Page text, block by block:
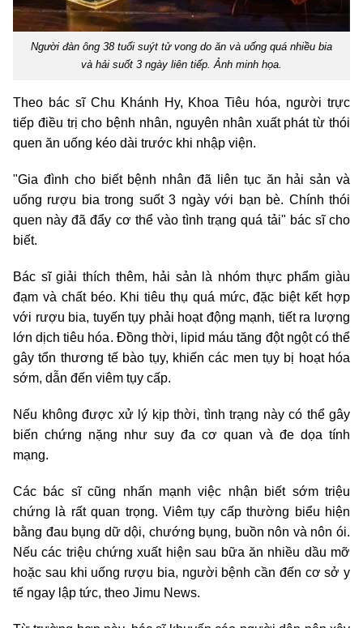
Người đàn ông 38 tuổi suýt tử vong do ăn và uống quá nhiều bia
và hải suốt 3 ngày liên tiếp. Ảnh minh họa.
Theo bác sĩ Chu Khánh Hy, Khoa Tiêu hóa, người trực
tiếp điều trị cho bệnh nhân, nguyên nhân xuất phát từ thói
quen ăn uống kéo dài trước khi nhập viện.
"Gia đình cho biết bệnh nhân đã liên tục ăn hải sản và
uống rượu bia trong suốt 3 ngày với bạn bè. Chính thói
quen này đã đẩy cơ thể vào tình trạng quá tải" bác sĩ cho
biết.
Bác sĩ giải thích thêm, hải sản là nhóm thực phẩm giàu
đạm và chất béo. Khi tiêu thụ quá mức, đặc biệt kết hợp
với rượu bia, tuyến tụy phải hoạt động mạnh, tiết ra lượng
lớn dịch tiêu hóa. Đồng thời, lipid máu tăng đột ngột có thể
gây tổn thương tế bào tụy, khiến các men tụy bị hoạt hóa
sớm, dẫn đến viêm tụy cấp.
Nếu không được xử lý kịp thời, tình trạng này có thể gây
biến chứng nặng như suy đa cơ quan và đe dọa tính
mạng.
Các bác sĩ cũng nhấn mạnh việc nhận biết sớm triệu
chứng là rất quan trọng. Viêm tụy cấp thường biểu hiện
bằng đau bụng dữ dội, chướng bụng, buồn nôn và nôn ói.
Nếu các triệu chứng xuất hiện sau bữa ăn nhiều dầu mỡ
hoặc sau khi uống rượu bia, người bệnh cần đến cơ sở y
tế ngay lập tức, theo Jimu News.